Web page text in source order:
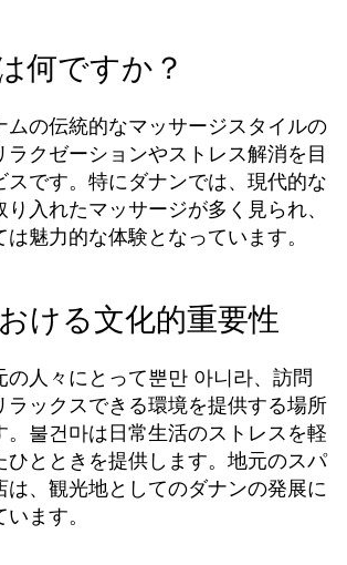
何ですか？
ムの伝統的なマッサージスタイルの
クゼーションやストレス解消を目
スです。特にダナンでは、現代的な
入れたマッサージが多く見られ、
魅力的な体験となっています。
ける文化的重要性
の人々にとって뿐만 아니라、訪問
ラックスできる環境を提供する場所
。불건마は日常生活のストレスを軽
ひとときを提供します。地元のスパ
は、観光地としてのダナンの発展に
ます。